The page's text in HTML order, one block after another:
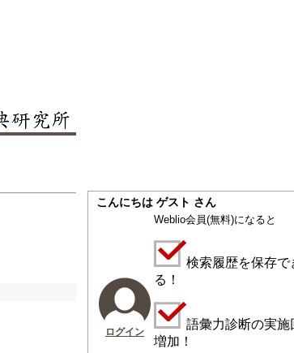
こんにちは ゲスト さん
ログイン
Weblio会員(無料)になると
検索履歴を保存で
る！
語彙力診断の実施
増加！